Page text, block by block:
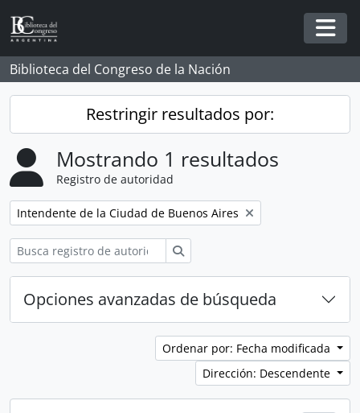
Skip to main content
Biblioteca del Congreso de la Nación
Restringir resultados por:
Mostrando 1 resultados
Registro de autoridad
Remove filter:
Intendente de la Ciudad de Buenos Aires
Opciones avanzadas de búsqueda
Ordenar por: Fecha modificada
Dirección: Descendente